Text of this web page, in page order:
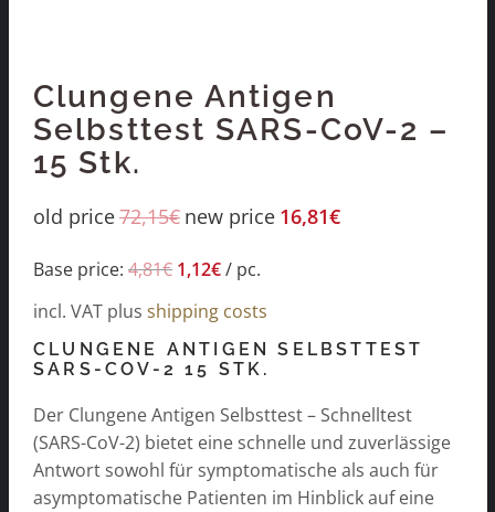
Clungene Antigen
Selbsttest SARS-CoV-2 –
15 Stk.
old price72,15€ new price 16,81€
Base price: 4,81€ 1,12€/ pc.
incl. VAT plus shipping costs
CLUNGENE ANTIGEN SELBSTTEST
SARS-COV-2 15 STK.
Der Clungene Antigen Selbsttest – Schnelltest
(SARS-CoV-2) bietet eine schnelle und zuverlässige
Antwort sowohl für symptomatische als auch für
asymptomatische Patienten im Hinblick auf eine